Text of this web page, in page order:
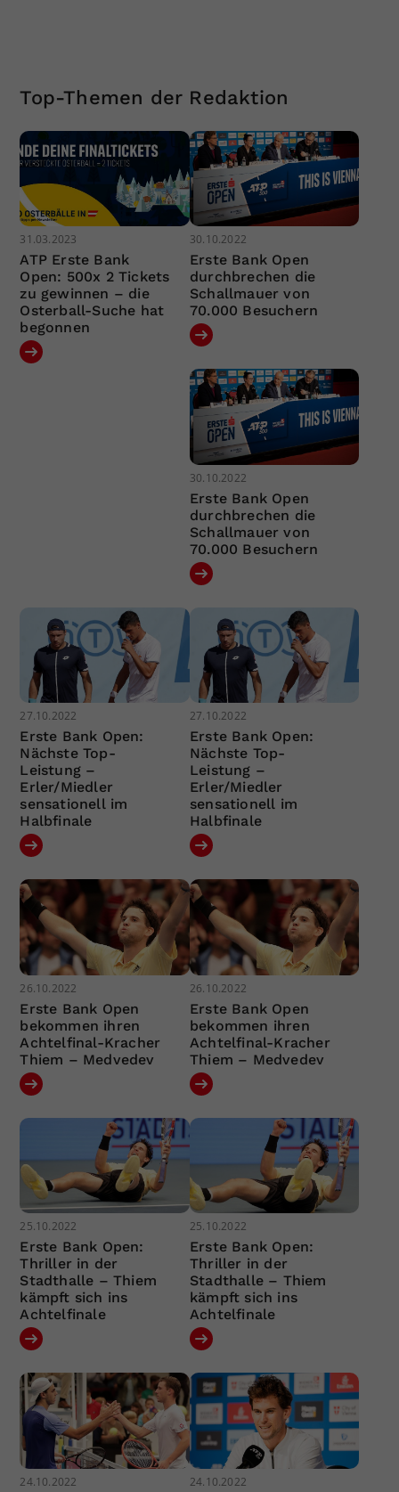
Top-Themen der Redaktion
31.03.2023
ATP Erste Bank
Open: 500x 2 Tickets
zu gewinnen – die
Osterball-Suche hat
begonnen
30.10.2022
Erste Bank Open
durchbrechen die
Schallmauer von
70.000 Besuchern
30.10.2022
Erste Bank Open
durchbrechen die
Schallmauer von
70.000 Besuchern
27.10.2022
Erste Bank Open:
Nächste Top-
Leistung –
Erler/Miedler
sensationell im
Halbfinale
27.10.2022
Erste Bank Open:
Nächste Top-
Leistung –
Erler/Miedler
sensationell im
Halbfinale
26.10.2022
Erste Bank Open
bekommen ihren
Achtelfinal-Kracher
Thiem – Medvedev
26.10.2022
Erste Bank Open
bekommen ihren
Achtelfinal-Kracher
Thiem – Medvedev
25.10.2022
Erste Bank Open:
Thriller in der
Stadthalle – Thiem
kämpft sich ins
Achtelfinale
25.10.2022
Erste Bank Open:
Thriller in der
Stadthalle – Thiem
kämpft sich ins
Achtelfinale
24.10.2022 24.10.2022